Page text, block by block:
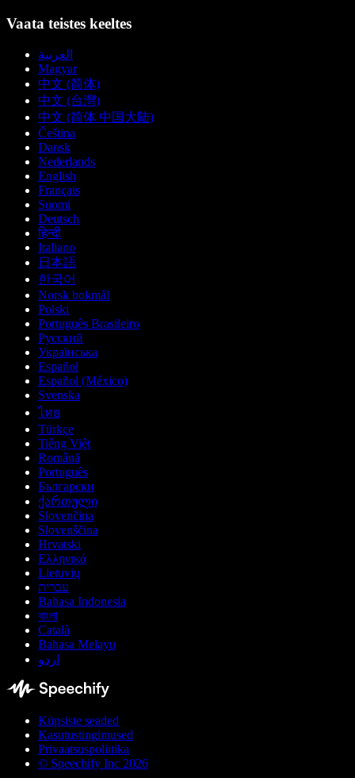
Vaata teistes keeltes
العربية
Magyar
中文 (简体)
中文 (台灣)
中文 (简体 中国大陆)
Čeština
Dansk
Nederlands
English
Français
Suomi
Deutsch
हिन्दी
Italiano
日本語
한국어
Norsk bokmål
Polski
Português Brasileiro
Русский
Українська
Español
Español (México)
Svenska
ไทย
Türkçe
Tiếng Việt
Română
Português
Български
ქართული
Slovenčina
Slovenščina
Hrvatski
Ελληνικά
Lietuvių
עברית
Bahasa Indonesia
বাংলা
Català
Bahasa Melayu
اردو
Küpsiste seaded
Kasutustingimused
Privaatsuspoliitika
© Speechify Inc 2026